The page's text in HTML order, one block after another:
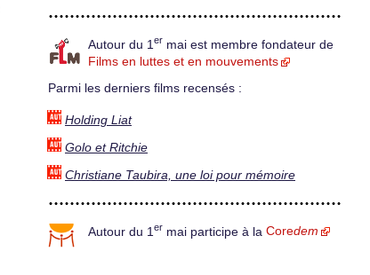
Autour du 1 er mai est membre fondateur de
Films en luttes et en mouvements
Parmi les derniers films recensés :
Holding Liat
Golo et Ritchie
Christiane Taubira, une loi pour mémoire
Autour du 1 er mai participe à la Coredem